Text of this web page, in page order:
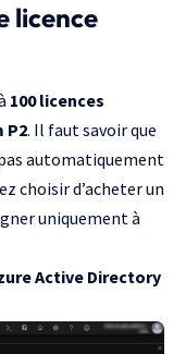
licence
100 licences
P2. Il faut savoir que
automatiquement
choisir d’acheter un
uniquement à
Active Directory